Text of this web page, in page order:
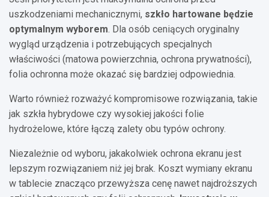
uszkodzeniami mechanicznymi, szkło hartowane będzie
optymalnym wyborem. Dla osób ceniących oryginalny
wygląd urządzenia i potrzebujących specjalnych
właściwości (matowa powierzchnia, ochrona prywatności),
folia ochronna może okazać się bardziej odpowiednia.
Warto również rozważyć kompromisowe rozwiązania, takie
jak szkła hybrydowe czy wysokiej jakości folie
hydrożelowe, które łączą zalety obu typów ochrony.
Niezależnie od wyboru, jakakolwiek ochrona ekranu jest
lepszym rozwiązaniem niż jej brak. Koszt wymiany ekranu
w tablecie znacząco przewyższa cenę nawet najdroższych